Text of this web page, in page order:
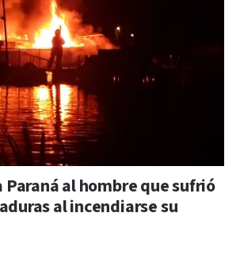
Paraná al hombre que sufrió
al incendiarse su